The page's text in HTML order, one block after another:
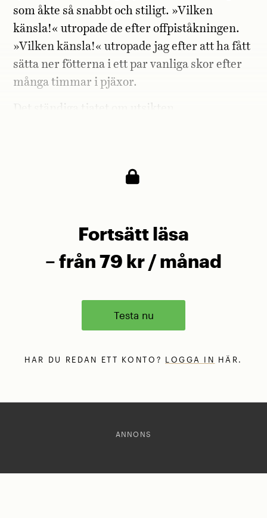
som åkte så snabbt och stiligt. »Vilken
känsla!« utropade de efter offpiståkningen.
»Vilken känsla!« utropade jag efter att ha fått
sätta ner fötterna i ett par vanliga skor efter
många timmar i pjäxor.
Fortsätt läsa
– från 79 kr / månad
Testa nu
HAR DU REDAN ETT KONTO? LOGGA IN HÄR.
ANNONS